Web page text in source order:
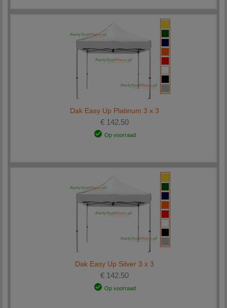
Dak Easy Up Platinum 3 x 3
€ 142.50
Op voorraad
Dak Easy Up Silver 3 x 3
€ 142.50
Op voorraad